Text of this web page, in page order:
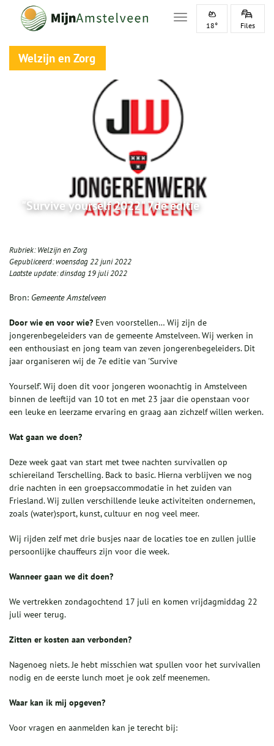
Toggle navigation
18° Files
Welzijn en Zorg
"Survive yourself 2022" 7de editie
Rubriek:Welzijn en Zorg
Gepubliceerd:woensdag 22 juni 2022
Laatste update:dinsdag 19 juli 2022
Bron: Gemeente Amstelveen
Door wie en voor wie? Even voorstellen… Wij zijn de
jongerenbegeleiders van de gemeente Amstelveen. Wij werken in
een enthousiast en jong team van zeven jongerenbegeleiders. Dit
jaar organiseren wij de 7e editie van 'Survive
Yourself'. Wij doen dit voor jongeren woonachtig in Amstelveen
binnen de leeftijd van 10 tot en met 23 jaar die openstaan voor
een leuke en leerzame ervaring en graag aan zichzelf willen werken.
Wat gaan we doen?
Deze week gaat van start met twee nachten survivallen op
schiereiland Terschelling. Back to basic. Hierna verblijven we nog
drie nachten in een groepsaccommodatie in het zuiden van
Friesland. Wij zullen verschillende leuke activiteiten ondernemen,
zoals (water)sport, kunst, cultuur en nog veel meer.
Wij rijden zelf met drie busjes naar de locaties toe en zullen jullie
persoonlijke chauffeurs zijn voor die week.
Wanneer gaan we dit doen?
We vertrekken zondagochtend 17 juli en komen vrijdagmiddag 22
juli weer terug.
Zitten er kosten aan verbonden?
Nagenoeg niets. Je hebt misschien wat spullen voor het survivallen
nodig en de eerste lunch moet je ook zelf meenemen.
Waar kan ik mij opgeven?
Voor vragen en aanmelden kan je terecht bij: